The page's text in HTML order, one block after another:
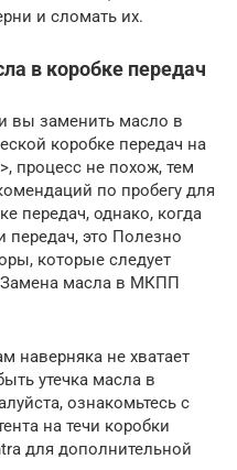
и сломать их.
в коробке передач
вы заменить масло в
коробке передач на
процесс не похож, тем
по пробегу для
передач, однако, когда
передач, это Полезно
которые следует
масла в МКПП
наверняка не хватает
утечка масла в
ознакомьтесь с
на течи коробки
для дополнительной